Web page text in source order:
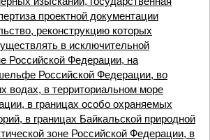
проектной документации
реконструкцию которых
в исключительной
Российской Федерации, на
Российской Федерации, во
водах, в территориальном море
в границах особо охраняемых
в границах Байкальской природной
зоне Российской Федерации, в